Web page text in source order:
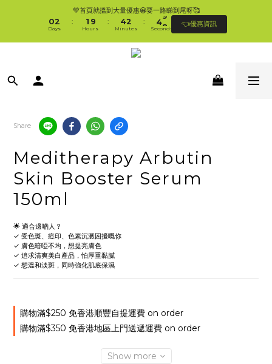
🛍香港購物滿$250免順豐自提櫃🚛 | 香港滿$350/澳門滿$499即免運費直接送上門
🥰
💚首頁就搵到大量優惠😀要一路睇到尾呀🥰
02
1
0
Days
:
2
1
0
9
8
7
0
Hours
:
5
4
3
2
3
2
1
0
Minutes
:
5
4
3
2
9
8
7
Seconds
👈優惠資訊
🛍香港購物滿$250免順豐自提櫃🚛 | 香港滿$350/澳門滿$499即免運費直接送上門
Share
Meditherapy Arbutin
Skin Booster Serum
150ml
🌟 適合邊啲人？
✓ 受色斑、痘印、色素沉澱困擾嘅你
✓ 膚色暗啞不均，想提亮膚色
✓ 追求清爽美白產品，怕厚重黏膩
✓ 想溫和淡斑，同時強化肌底保濕
購物滿$250 免香港順豐自提運費 on order
購物滿$350 免香港地區上門送遞運費 on order
Show more